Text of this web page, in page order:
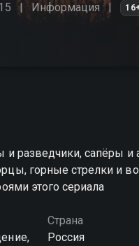
Информация
разведчики, сапёры и
горные стрелки и
этого сериала
Страна
Россия